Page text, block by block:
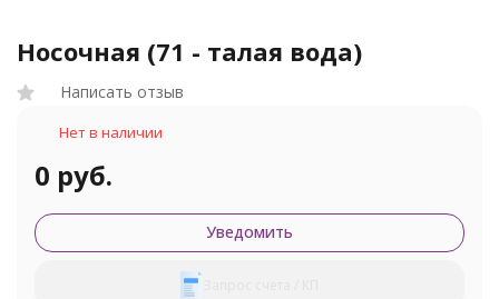
Носочная (71 - талая вода)
Написать отзыв
Нет в наличии
0 руб.
Уведомить